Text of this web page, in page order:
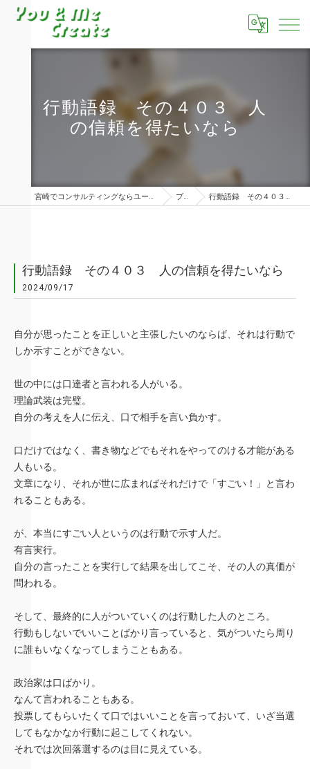
行動語録 その４０３ 人
の信頼を得たいなら
宮崎でコンサルティングならユーアンドミークリエイト株式会社 ブログ 行動語録 その４０３ 人の信頼を得たいなら
行動語録 その４０３ 人の信頼を得たいなら
2024/09/17
自分が思ったことを正しいと主張したいのならば、それは行動で
しか示すことができない。
世の中には口達者と言われる人がいる。
理論武装は完璧。
自分の考えを人に伝え、口で相手を言い負かす。
口だけではなく、書き物などでもそれをやってのける才能がある
人もいる。
文章になり、それが世に広まればそれだけで「すごい！」と言わ
れることもある。
が、本当にすごい人というのは行動で示す人だ。
有言実行。
自分の言ったことを実行して結果を出してこそ、その人の真価が
問われる。
そして、最終的に人がついていくのは行動した人のところ。
行動もしないでいいことばかり言っていると、気がついたら周り
に誰もいなくなってしまうこともある。
政治家は口ばかり。
なんて言われることもある。
投票してもらいたくて口ではいいことを言っておいて、いざ当選
してもなかなか行動に起こしてくれない。
それでは次回落選するのは目に見えている。